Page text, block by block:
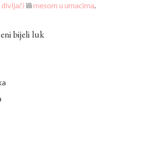
divljači ili mesom u umacima.
bijeli luk